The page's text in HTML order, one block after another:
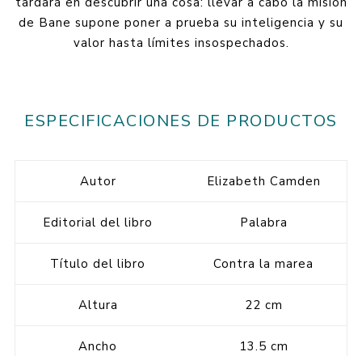
de Bane supone poner a prueba su inteligencia y su
valor hasta límites insospechados.
ESPECIFICACIONES DE PRODUCTOS
Autor Elizabeth Camden
Editorial del libro Palabra
Título del libro Contra la marea
Altura 22 cm
Ancho 13.5 cm